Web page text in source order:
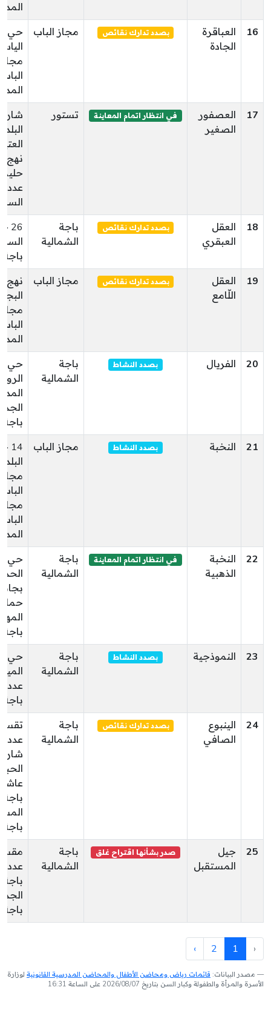
16
العباقرة
الجادة
بصدد تدارك نقائص مجاز الباب
حي
مجاز
الباب
17
العصفور
الصغير
في انتظار اتمام المعاينة تستور
شارع
البلدة
نهج
18
العقل
العبقري
بصدد تدارك نقائص
باجة
الشمالية
باجة
19
العقل
اللّامع
بصدد تدارك نقائص مجاز الباب
نهج
مجاز
الباب
20
الفريال بصدد النشاط
باجة
الشمالية
حي
باجة
21
النخبة بصدد النشاط مجاز الباب
مجاز
الباب
مجاز
الباب
22
النخبة
الذهبية
في انتظار اتمام المعاينة
باجة
الشمالية
حي
حمام
باجة
23
النموذجية بصدد النشاط
باجة
الشمالية
حي
باجة
24
الينبوع
الصافي
بصدد تدارك نقائص
باجة
الشمالية
شارع
باجة
باجة
25
جيل
المستقبل
صدر بشأنها اقتراح غلق
باجة
الشمالية
باجة
باجة
‹
1
2
›
مصدر البيانات: قائمات رياض ومحاضن الأطفال والمحاضن المدرسية القانونية لوزارة
الأسرة والمرأة والطفولة وكبار السن بتاريخ 2026/08/07 على الساعة 16:31